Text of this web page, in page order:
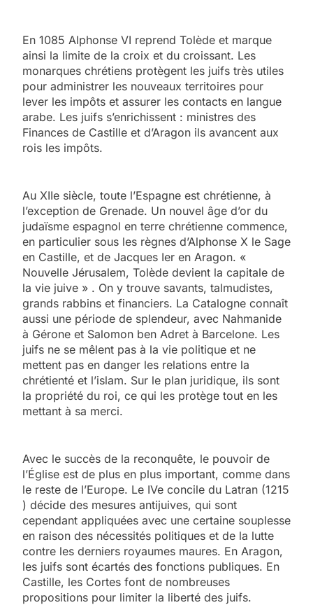
En 1085 Alphonse VI reprend Tolède et marque
ainsi la limite de la croix et du croissant. Les
monarques chrétiens protègent les juifs très utiles
pour administrer les nouveaux territoires pour
lever les impôts et assurer les contacts en langue
arabe. Les juifs s’enrichissent : ministres des
Finances de Castille et d’Aragon ils avancent aux
rois les impôts.
Au XIIe siècle, toute l’Espagne est chrétienne, à
l’exception de Grenade. Un nouvel âge d’or du
judaïsme espagnol en terre chrétienne commence,
en particulier sous les règnes d’Alphonse X le Sage
en Castille, et de Jacques Ier en Aragon. «
Nouvelle Jérusalem, Tolède devient la capitale de
la vie juive » . On y trouve savants, talmudistes,
grands rabbins et financiers. La Catalogne connaît
aussi une période de splendeur, avec Nahmanide
à Gérone et Salomon ben Adret à Barcelone. Les
juifs ne se mêlent pas à la vie politique et ne
mettent pas en danger les relations entre la
chrétienté et l’islam. Sur le plan juridique, ils sont
la propriété du roi, ce qui les protège tout en les
mettant à sa merci.
Avec le succès de la reconquête, le pouvoir de
l’Église est de plus en plus important, comme dans
le reste de l’Europe. Le IVe concile du Latran (1215
) décide des mesures antijuives, qui sont
cependant appliquées avec une certaine souplesse
en raison des nécessités politiques et de la lutte
contre les derniers royaumes maures. En Aragon,
les juifs sont écartés des fonctions publiques. En
Castille, les Cortes font de nombreuses
propositions pour limiter la liberté des juifs.